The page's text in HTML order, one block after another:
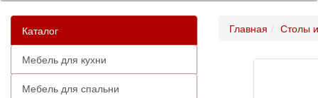
Каталог
Мебель для кухни
Мебель для спальни
Главная Столы